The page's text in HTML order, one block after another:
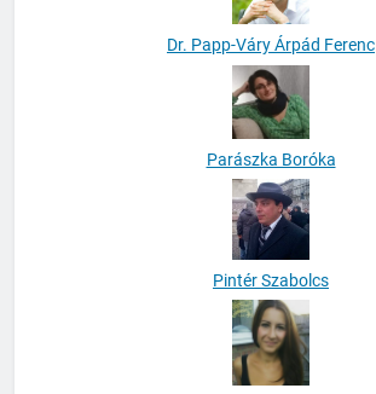
Dr. Papp-Váry Árpád Ferenc
Parászka Boróka
Pintér Szabolcs